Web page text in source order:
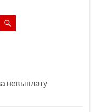
невыплату